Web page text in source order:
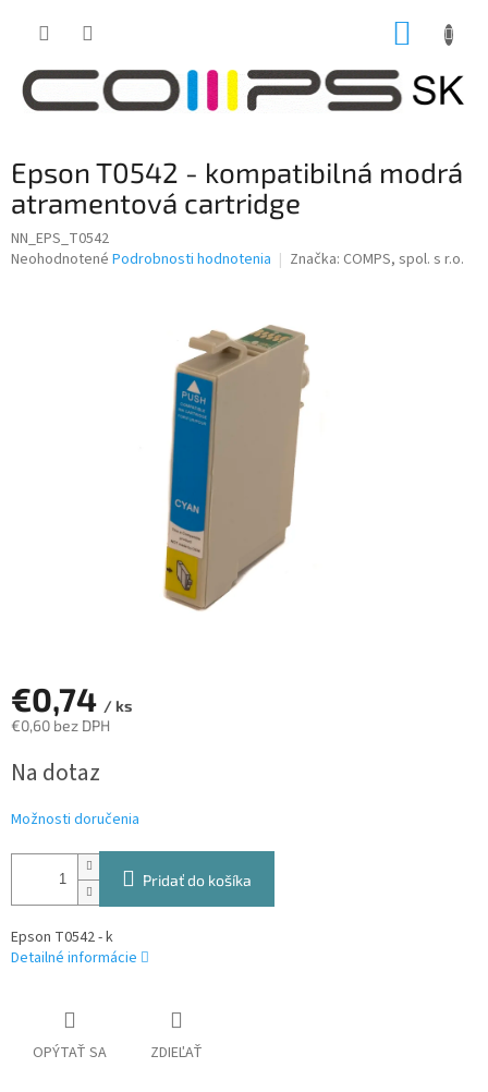
Epson T0542 - kompatibilná modrá
atramentová cartridge
NN_EPS_T0542
Priemerné
Neohodnotené Podrobnosti hodnotenia Značka: COMPS, spol. s r.o.
€0,74 / ks
€0,60 bez DPH
cena:
Na dotaz
Možnosti doručenia
Pridať do košíka
Epson T0542 - k
Detailné informácie
OPÝTAŤ SA ZDIEĽAŤ